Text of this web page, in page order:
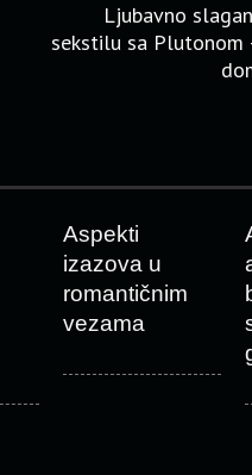
Ljubavno
sekstilu sa Plutonom
Aspekti
izazova u
romantičnim
vezama